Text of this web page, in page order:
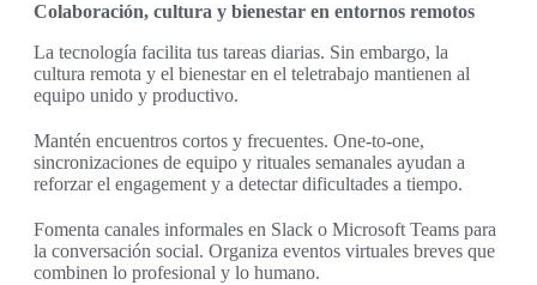
Colaboración, cultura y bienestar en entornos remotos
La tecnología facilita tus tareas diarias. Sin embargo, la
cultura remota y el bienestar en el teletrabajo mantienen al
equipo unido y productivo.
Mantén encuentros cortos y frecuentes. One-to-one,
sincronizaciones de equipo y rituales semanales ayudan a
reforzar el engagement y a detectar dificultades a tiempo.
Fomenta canales informales en Slack o Microsoft Teams para
la conversación social. Organiza eventos virtuales breves que
combinen lo profesional y lo humano.